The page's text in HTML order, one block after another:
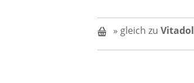
» gleich zuVitadol